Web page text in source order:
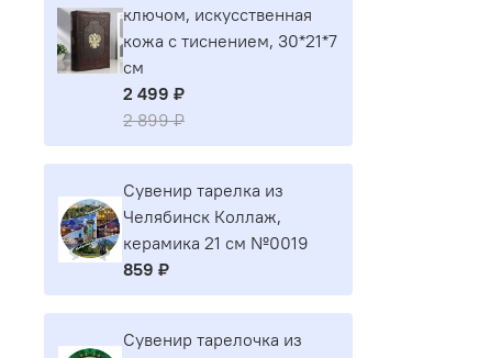
ключом, искусственная
кожа с тиснением, 30*21*7
см
2 499 ₽
2 899 ₽
Сувенир тарелка из
Челябинск Коллаж,
керамика 21 см №0019
859 ₽
Сувенир тарелочка из